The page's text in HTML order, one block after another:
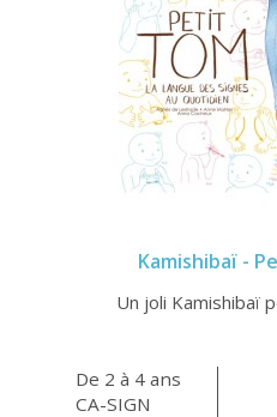
Kamishibaï -
Un joli Kamishibaï
De 2 à 4 ans
CA-SIGN